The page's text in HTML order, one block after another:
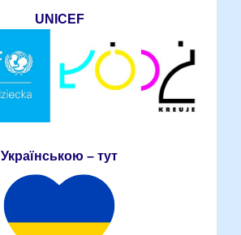
UNICEF
Українською – тут